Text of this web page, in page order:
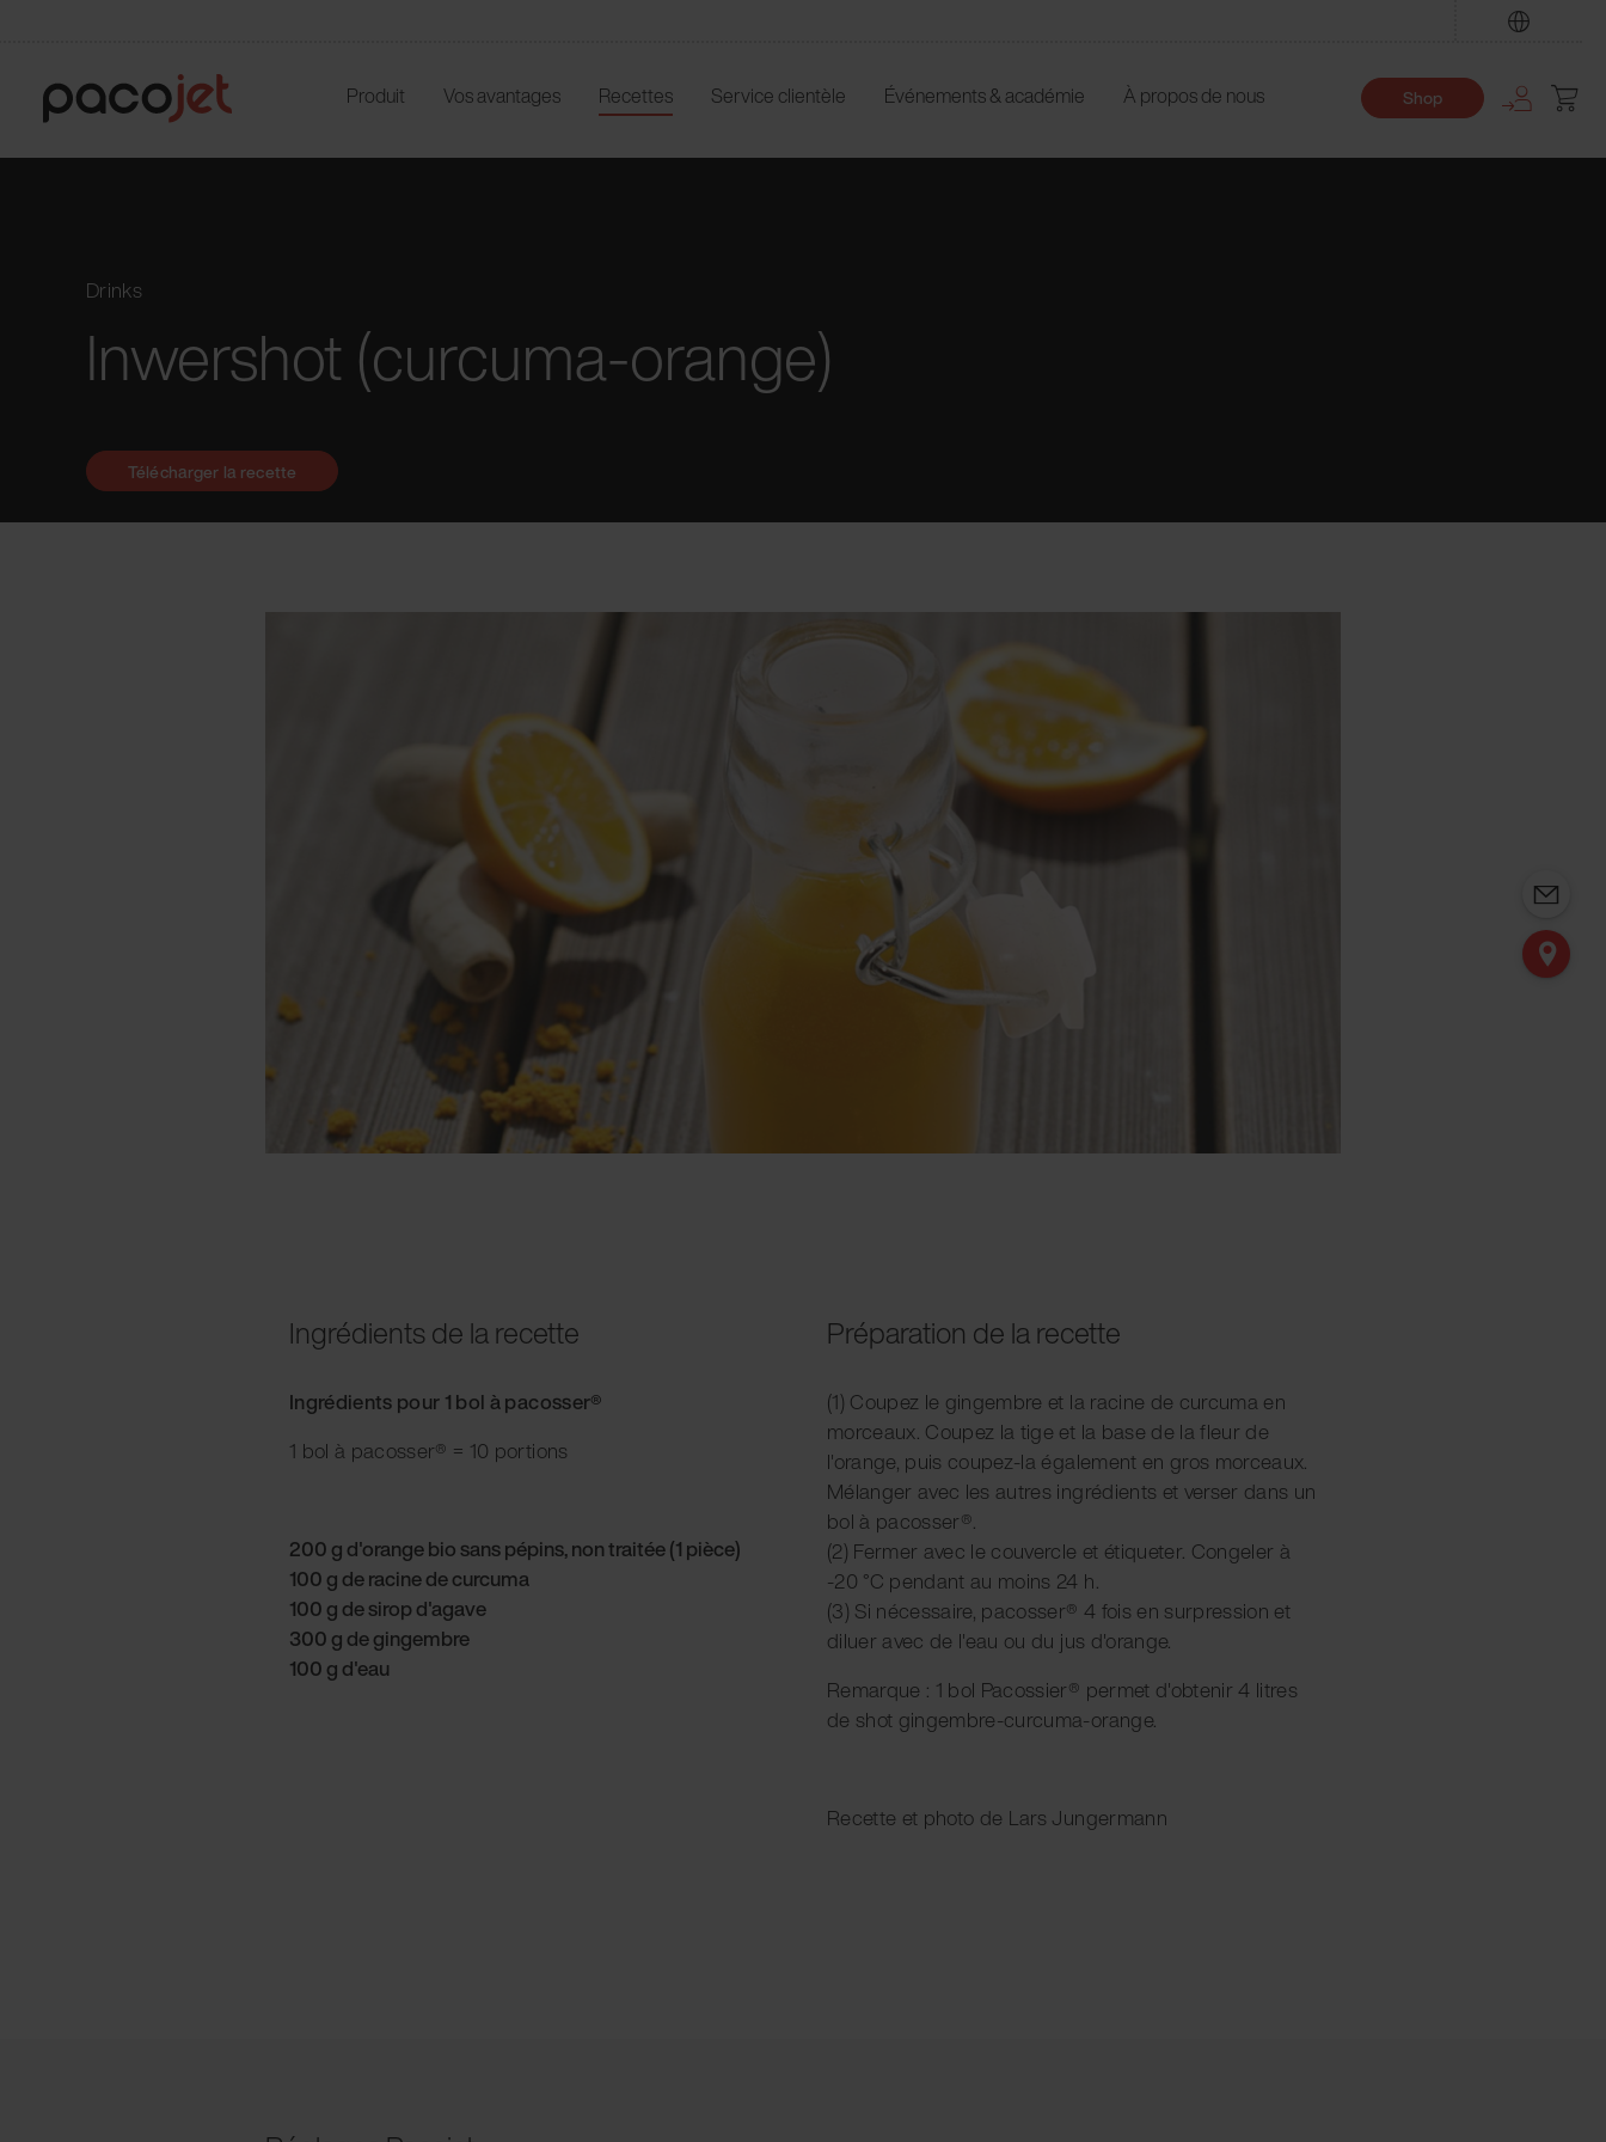
Produit Vos avantages Recettes Service clientèle Événements & académie À propos de nous Shop
Drinks
Inwershot (curcuma-orange)
Ingrédients de la recette
Ingrédients pour 1 bol à pacosser®
1 bol à pacosser® = 10 portions
200 g d'orange bio sans pépins, non traitée (1 pièce)
100 g de racine de curcuma
100 g de sirop d'agave
300 g de gingembre
100 g d'eau
Préparation de la recette
(1) Coupez le gingembre et la racine de curcuma en
morceaux. Coupez la tige et la base de la fleur de
l'orange, puis coupez-la également en gros morceaux.
Mélanger avec les autres ingrédients et verser dans un
bol à pacosser®.
(2) Fermer avec le couvercle et étiqueter. Congeler à
-20 °C pendant au moins 24 h.
(3) Si nécessaire, pacosser® 4 fois en surpression et
diluer avec de l'eau ou du jus d'orange.
Remarque : 1 bol Pacossier® permet d'obtenir 4 litres
de shot gingembre-curcuma-orange.
Recette et photo de Lars Jungermann
Télécharger la recette